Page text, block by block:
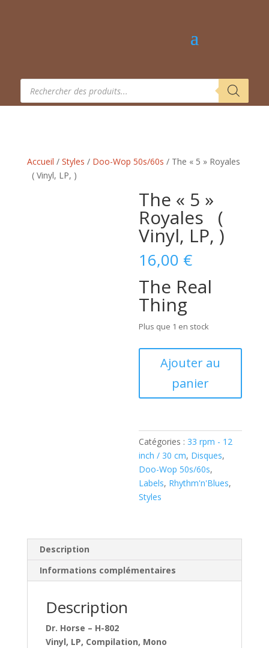
Recherche
produits
Accueil / Styles / Doo-Wop 50s/60s / The « 5 » Royales
‎ ‎ ( Vinyl, LP, )
The « 5 »
Royales ‎ ‎ (
Vinyl, LP, )
16,00 €
The Real
Thing
Plus que 1 en stock
"5"
(
Vinyl,
LP,
)
Ajouter au
panier
Catégories : 33 rpm - 12
inch / 30 cm, Disques,
Doo-Wop 50s/60s,
Labels, Rhythm'n'Blues,
Styles
Description
Informations complémentaires
Description
Dr. Horse ‎– H-802
Vinyl, LP, Compilation, Mono